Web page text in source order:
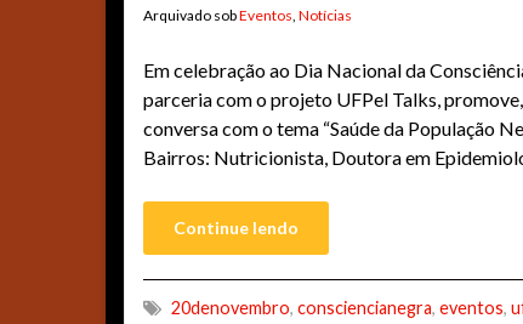
Arquivado sobEventos, Notícias
Em celebração ao Dia Nacional da
parceria com o projeto UFPel Talks,
conversa com o tema “Saúde da População
Bairros: Nutricionista, Doutora em
Continue lendo
20denovembro, consciencianegra, eventos,